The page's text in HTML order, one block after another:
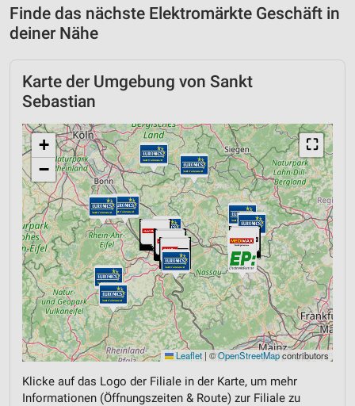
Finde das nächste Elektromärkte Geschäft in
deiner Nähe
Karte der Umgebung von Sankt
Sebastian
⛶
+
−
Leaflet | ©OpenStreetMapcontributors
Klicke auf das Logo der Filiale in der Karte, um mehr
Informationen (Öffnungszeiten & Route) zur Filiale zu